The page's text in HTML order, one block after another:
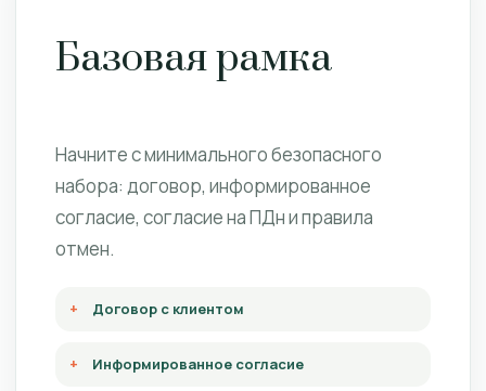
Базовая рамка
Начните с минимального безопасного
набора: договор, информированное
согласие, согласие на ПДн и правила
отмен.
Договор с клиентом
Информированное согласие